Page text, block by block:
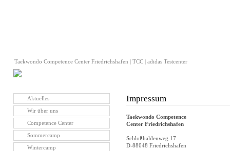
Taekwondo Competence Center Friedrichshafen | TCC | adidas Testcenter
Aktuelles
Wir über uns
Competence Center
Sommercamp
Wintercamp
Impressum
Taekwondo Competence
Center Friedrichshafen
Schloßhaldenweg 17
D-88048 Friedrichshafen